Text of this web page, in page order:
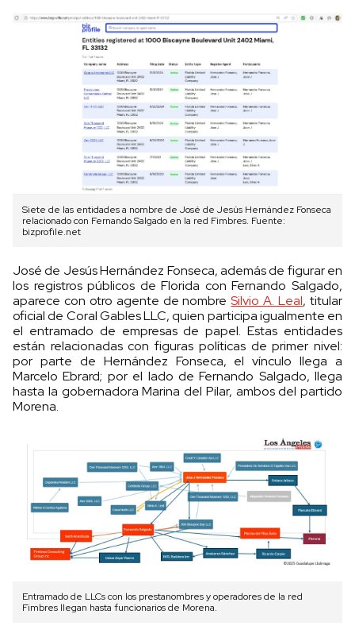
Siete de las entidades a nombre de José de Jesús Hernández Fonseca
relacionado con Fernando Salgado en la red Fimbres. Fuente:
bizprofile.net
José de Jesús Hernández Fonseca, además de figurar en
los registros públicos de Florida con Fernando Salgado,
aparece con otro agente de nombreSilvio A. Leal, titular
oficial de Coral Gables LLC, quien participa igualmente en
el entramado de empresas de papel. Estas entidades
están relacionadas con figuras políticas de primer nivel:
por parte de Hernández Fonseca, el vínculo llega a
Marcelo Ebrard; por el lado de Fernando Salgado, llega
hasta la gobernadora Marina del Pilar, ambos del partido
Morena.
Entramado de LLCs con los prestanombres y operadores de la red
Fimbres llegan hasta funcionarios de Morena.